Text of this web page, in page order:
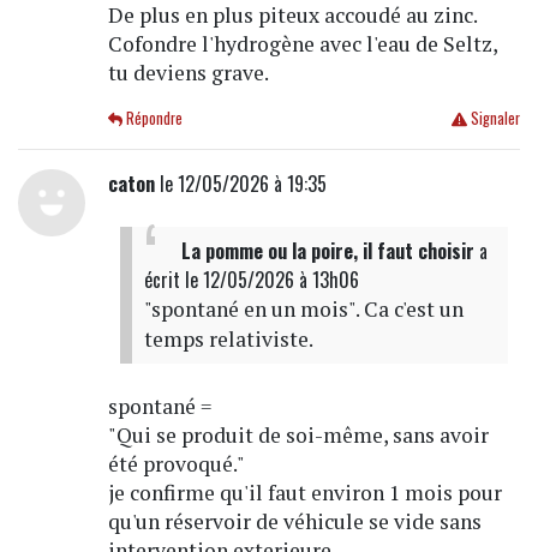
De plus en plus piteux accoudé au zinc.
Cofondre l'hydrogène avec l'eau de Seltz,
tu deviens grave.
Signaler
Répondre
catonle 12/05/2026 à 19:35
La pomme ou la poire, il faut choisir a
écrit le 12/05/2026 à 13h06
"spontané en un mois". Ca c'est un
temps relativiste.
spontané =
"Qui se produit de soi-même, sans avoir
été provoqué."
je confirme qu'il faut environ 1 mois pour
qu'un réservoir de véhicule se vide sans